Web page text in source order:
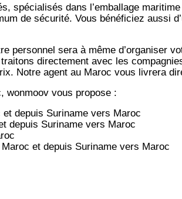
spécialisés dans l’emballage
de sécurité. Vous bénéficiez aussi
personnel sera à même d’organiser
directement avec les
Notre agent au Maroc vous livrera
wonmoov vous propose :
depuis Suriname vers Maroc
depuis Suriname vers Maroc
et depuis Suriname vers Maroc